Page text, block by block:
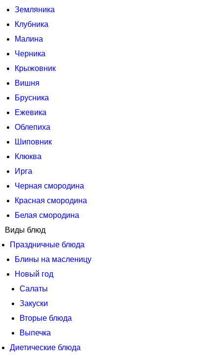
Земляника
Клубника
Малина
Черника
Крыжовник
Вишня
Брусника
Ежевика
Облепиха
Шиповник
Клюква
Ирга
Черная смородина
Красная смородина
Белая смородина
Виды блюд
Праздничные блюда
Блины на масленицу
Новый год
Салаты
Закуски
Вторые блюда
Выпечка
Диетические блюда